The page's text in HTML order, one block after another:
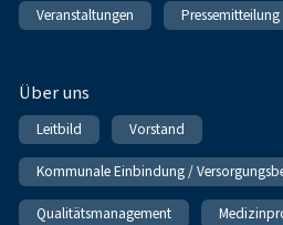
Veranstaltungen Pressemitteilung
Über uns
Leitbild Vorstand
Kommunale Einbindung /
Qualitätsmanagement